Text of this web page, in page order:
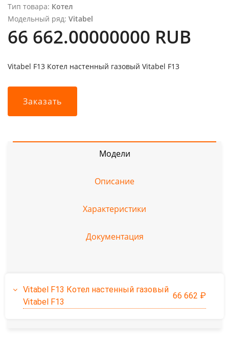
Тип товара: Котел
Модельный ряд: Vitabel
66 662.00000000 RUB
Vitabel F13 Котел настенный газовый Vitabel F13
Заказать
Модели
Описание
Характеристики
Документация
Vitabel F13 Котел настенный газовый
Vitabel F13
66 662 ₽